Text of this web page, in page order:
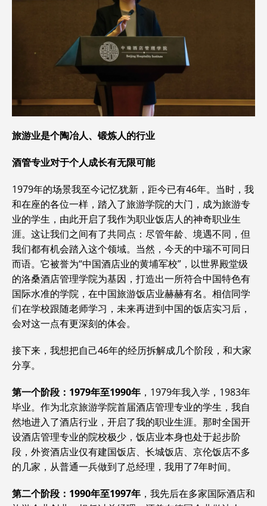
旅游业是个陶冶人、锻炼人的行业
酒管专业对于个人成长有无限可能
1979年的场景我至今记忆犹新，距今已有46年。当时，我
和在座的各位一样，踏入了旅游学院的大门，成为旅游专
业的学生，由此开启了我作为职业饭店人的神奇职业生
涯。这让我们之间有了共同点：尽管年龄、境遇不同，但
我们都有机会踏入这个领域。当然，今天的中瑞不可同日
而语。它被誉为“中国酒店业的黄埔军校”，以世界殿堂级
的洛桑酒店管理学院为基因，打造出一所符合中国特色有
国际水准的学院，在中国旅游饭店业赫赫有名。相信同学
们在学校跟随老师学习，未来再进到中国的饭店实习后，
会对这一点有更深刻的体会。
接下来，我想把自己46年的经历拆解成几个阶段，和大家
分享。
第一个阶段：1979年至1990年 ，1979年我入学，1983年
毕业。作为北京旅游学院首届酒店管理专业的学生，我自
然地进入了酒店行业，开启了我的职业生涯。那时全国开
设酒店管理专业的院校极少，饭店业本身也处于起步阶
段，外资酒店业仅有建国饭店、长城饭店、京伦饭店不多
的几家，从普通一兵做到了总经理，我用了7年时间。
第二个阶段：1990年至1997年 ，我先后在多家国际酒店和